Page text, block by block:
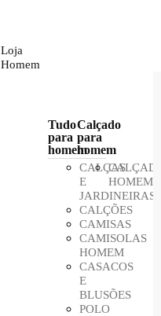
Loja
Homem
Tudo
para
homem
CALÇAS
E
JARDINEIRAS
CALÇÕES
CAMISAS
CAMISOLAS
HOMEM
CASACOS
E
BLUSÕES
POLO
Calçado
para
homem
CALÇADO
HOMEM